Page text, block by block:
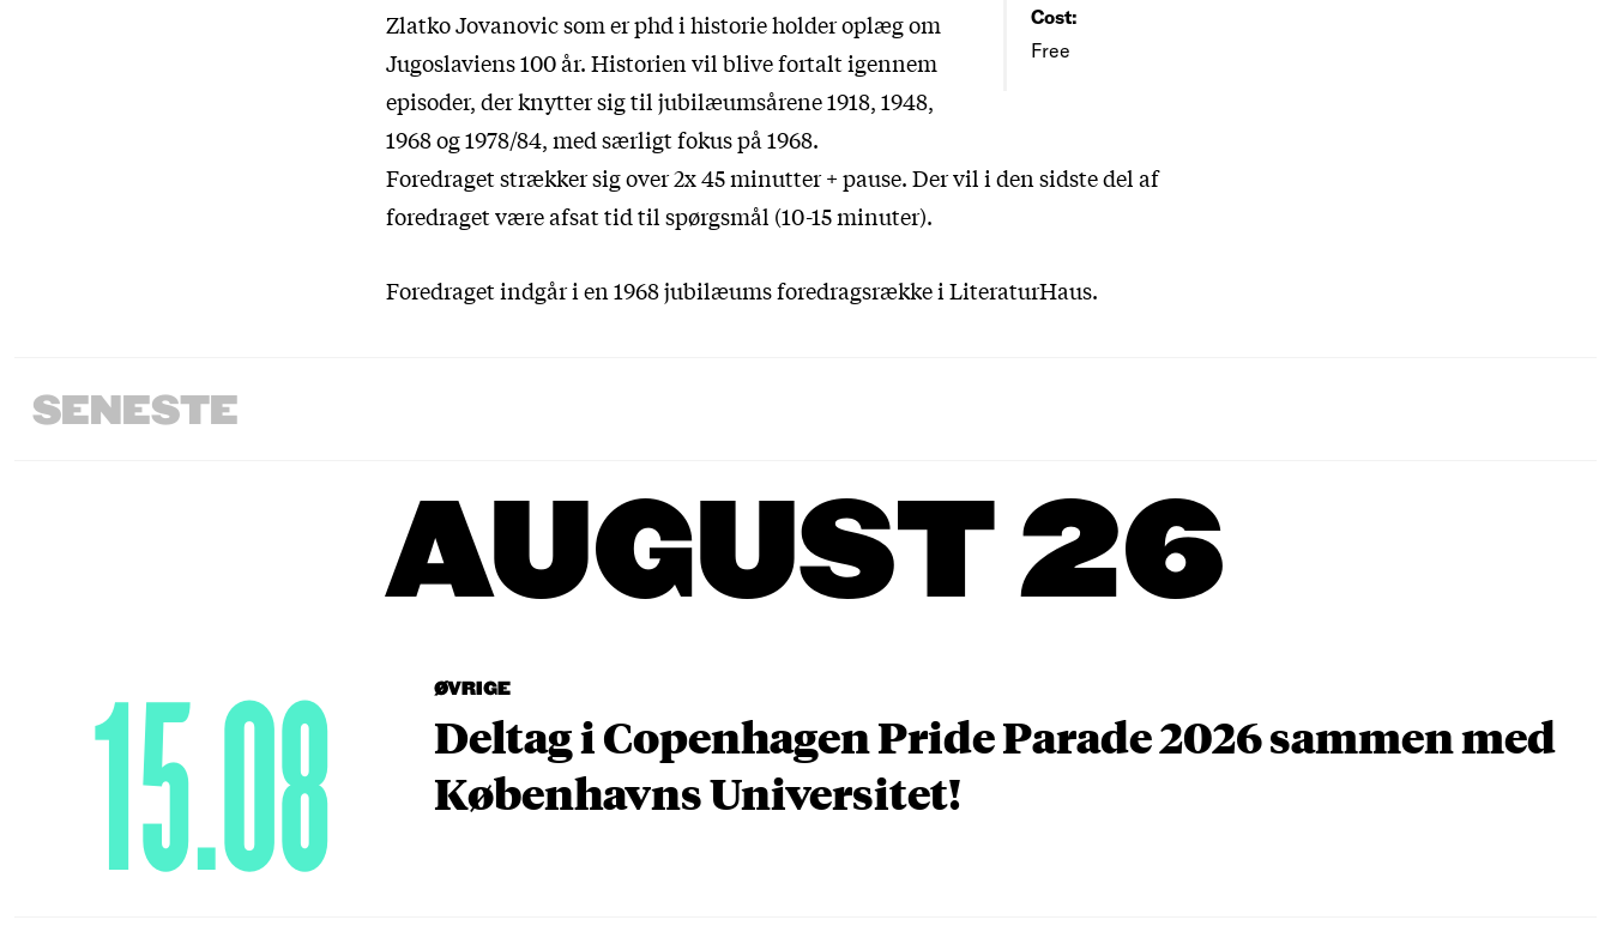
Cost:
Free
Zlatko Jovanovic som er phd i historie holder oplæg om
Jugoslaviens 100 år. Historien vil blive fortalt igennem
episoder, der knytter sig til jubilæumsårene 1918, 1948,
1968 og 1978/84, med særligt fokus på 1968.
Foredraget strækker sig over 2x 45 minutter + pause. Der vil i den sidste del af
foredraget være afsat tid til spørgsmål (10-15 minuter).
Foredraget indgår i en 1968 jubilæums foredragsrække i LiteraturHaus.
SENESTE
AUGUST 26
ØVRIGE
Deltag i Copenhagen Pride Parade 2026 sammen med
Københavns Universitet!
15.08